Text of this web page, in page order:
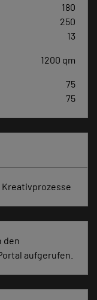
180
250
13
1200 qm
75
75
Kreativprozesse
den
aufgerufen.